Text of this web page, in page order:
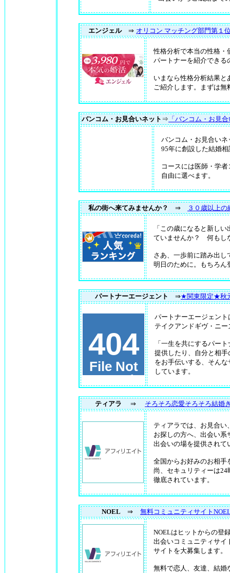
エンジェル⇒ オリコン マッチング部門第１
性格分析で本当の性格・
パートナーを紹介できる
いまなら性格分析結果と
ご紹介します。まずは無
バンコム・お見合いネット ⇒ 「バンコム・お見
バンコム・お見合いネ
95年に創設した結婚
コースには医師・学者
自由に選べます。
私の街へ来てみませんか？ ⇒ ３０歳以上の
「この歳になると新しい
ていませんか？ 何もし
さあ、一歩前に踏み出
明日のために。もちろん
パートナーエージェント ⇒★関東限定★秋
パートナーエージェント
テイクアンドギヴ・ニー
「一生を共にするパート
提供したり、自分と相手
をお手伝いする、そんな
しています。
ティアラ ⇒ そろそろ恋愛そろそろ結婚
ティアラでは、お見合い
お探しの方へ、出会い系
出会いの場を提供されて
全国からお好みのお相手
尚、セキュリティーは24
徹底されています。
NOEL ⇒ 無料コミュニティサイト
NOELはヒットからの登
出会いコミュニティサイ
サイトを大募集します。
無料で恋人、友達、結婚